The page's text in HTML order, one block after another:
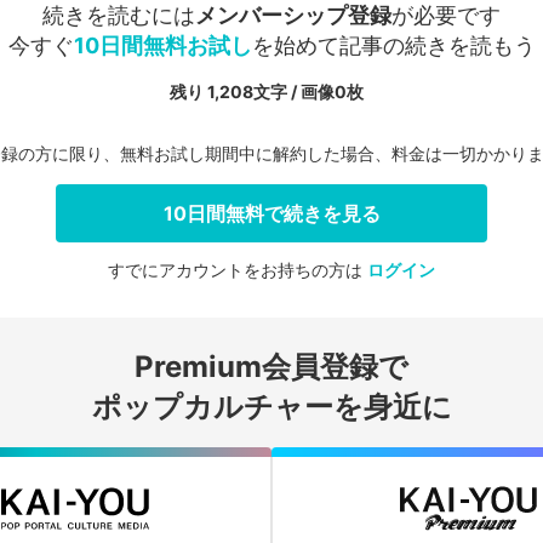
続きを読むにはメンバーシップ登録が必要です
今すぐ10日間無料お試しを始めて記事の続きを読もう
残り 1,208文字 / 画像0枚
ログインする
の方に限り、無料お試し期間中に解約した場合、料金は一切かかり
10日間無料で続きを見る
すでにアカウントをお持ちの方は ログイン
Premium会員登録で
ポップカルチャーを身近に